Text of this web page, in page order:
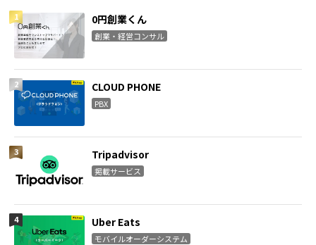
0円創業くん
創業・経営コンサル
CLOUD PHONE
PBX
Tripadvisor
掲載サービス
Uber Eats
モバイルオーダーシステム